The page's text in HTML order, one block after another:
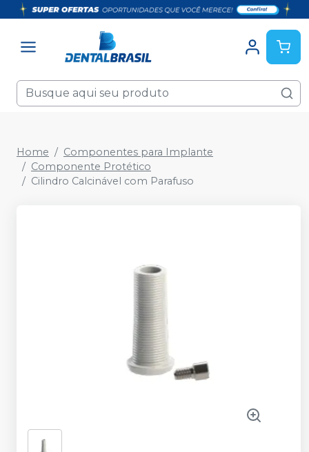
Home
Componentes para Implante
Componente Protético
Cilindro Calcinável com Parafuso